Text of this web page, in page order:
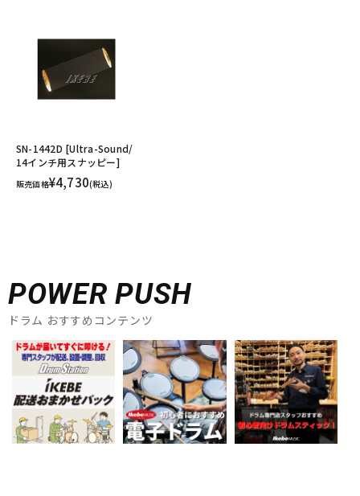
SN-1442D [Ultra-Sound/
14インチ用スナッピー]
販売価格¥4,730(税込)
POWER PUSH
ドラム おすすめコンテンツ